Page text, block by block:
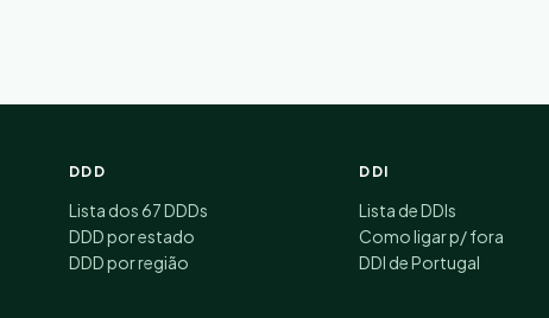
DDD
Lista dos 67 DDDs
DDD por estado
DDD por região
DDI
Lista de DDIs
Como ligar p/ fora
DDI de Portugal